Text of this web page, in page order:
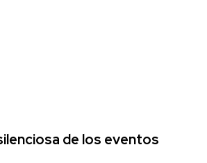
de los eventos